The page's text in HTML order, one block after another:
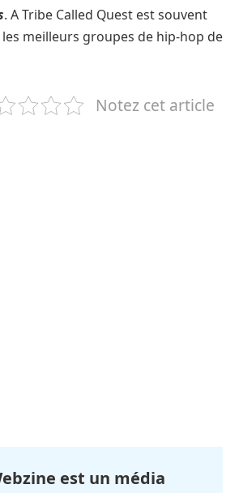
. A Tribe Called Quest est souvent
meilleurs groupes de hip-hop de
Notez cet article
est un média